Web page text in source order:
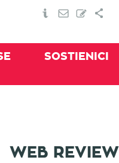
SOSTIENICI
WEB REVIEW